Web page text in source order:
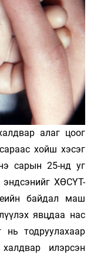
алаг цоог
хойш хэсэг
сарын 25-нд уг
ХӨСҮТ-
байдал маш
явцдаа нас
нь тодруулахаар
илэрсэн